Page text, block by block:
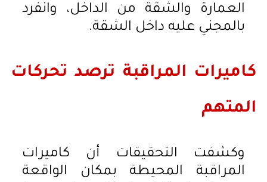
العمارة والشقة من الداخل، وانفرد
بالمجني عليه داخل الشقة.
كاميرات المراقبة ترصد تحركات
المتهم
وكشفت التحقيقات أن كاميرات
المراقبة المحيطة بمكان الواقعة